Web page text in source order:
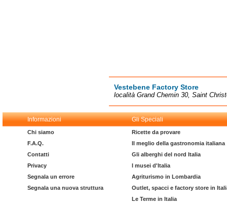
Vestebene Factory Store
località Grand Chemin 30, Saint
Informazioni Gli Speciali
Chi siamo
F.A.Q.
Contatti
Privacy
Segnala un errore
Segnala una nuova struttura
Ricette da provare
Il meglio della gastronomia italiana
Gli alberghi del nord Italia
I musei d'Italia
Agriturismo in Lombardia
Outlet, spacci e factory store in
Le Terme in Italia